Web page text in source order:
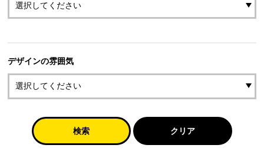
デザインの雰囲気
検索 クリア